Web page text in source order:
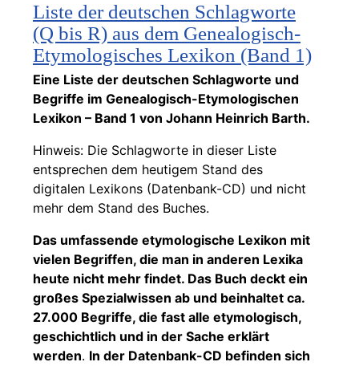
Liste der deutschen Schlagworte
(Q bis R) aus dem Genealogisch-
Etymologisches Lexikon (Band 1)
Eine Liste der deutschen Schlagworte und
Begriffe im Genealogisch-Etymologischen
Lexikon – Band 1 von Johann Heinrich Barth.
Hinweis: Die Schlagworte in dieser Liste
entsprechen dem heutigem Stand des
digitalen Lexikons (Datenbank-CD) und nicht
mehr dem Stand des Buches.
Das umfassende etymologische Lexikon mit
vielen Begriffen, die man in anderen Lexika
heute nicht mehr findet. Das Buch deckt ein
großes Spezialwissen ab und beinhaltet ca.
27.000 Begriffe, die fast alle etymologisch,
geschichtlich und in der Sache erklärt
werden. In der Datenbank-CD befinden sich